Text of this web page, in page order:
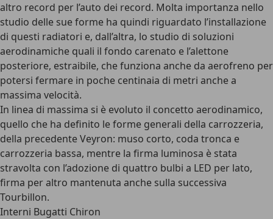
altro record per l’auto dei record. Molta importanza nello
studio delle sue forme ha quindi riguardato l’installazione
di questi radiatori e, dall’altra, lo studio di soluzioni
aerodinamiche quali il fondo carenato e l’alettone
posteriore, estraibile, che funziona anche da aerofreno per
potersi fermare in poche centinaia di metri anche a
massima velocità.
In linea di massima si è evoluto il concetto aerodinamico,
quello che ha definito le forme generali della carrozzeria,
della precedente Veyron: muso corto, coda tronca e
carrozzeria bassa, mentre la firma luminosa è stata
stravolta con l’adozione di quattro bulbi a LED per lato,
firma per altro mantenuta anche sulla successiva
Tourbillon.
Interni Bugatti Chiron